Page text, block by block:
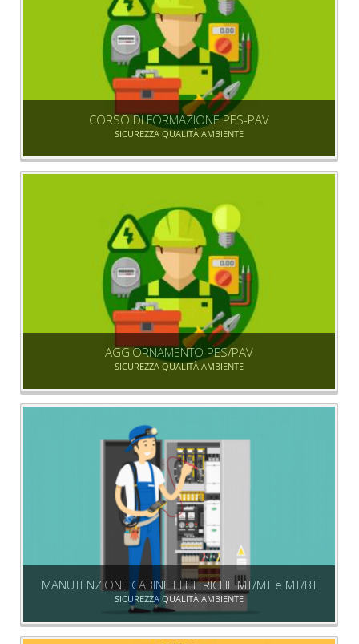
CORSO DI FORMAZIONE PES-PAV
SICUREZZA QUALITÀ AMBIENTE
AGGIORNAMENTO PES/PAV
SICUREZZA QUALITÀ AMBIENTE
MANUTENZIONE CABINE ELETTRICHE MT/MT e MT/BT
SICUREZZA QUALITÀ AMBIENTE